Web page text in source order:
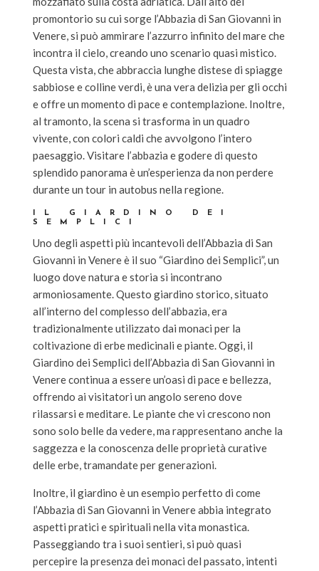
promontorio su cui sorge l’Abbazia di San Giovanni in
Venere, si può ammirare l’azzurro infinito del mare che
incontra il cielo, creando uno scenario quasi mistico.
Questa vista, che abbraccia lunghe distese di spiagge
sabbiose e colline verdi, è una vera delizia per gli occhi
e offre un momento di pace e contemplazione. Inoltre,
al tramonto, la scena si trasforma in un quadro
vivente, con colori caldi che avvolgono l’intero
paesaggio. Visitare l’abbazia e godere di questo
splendido panorama è un’esperienza da non perdere
durante un tour in autobus nella regione.
IL GIARDINO DEI
SEMPLICI
Uno degli aspetti più incantevoli dell’Abbazia di San
Giovanni in Venere è il suo “Giardino dei Semplici”, un
luogo dove natura e storia si incontrano
armoniosamente. Questo giardino storico, situato
all’interno del complesso dell’abbazia, era
tradizionalmente utilizzato dai monaci per la
coltivazione di erbe medicinali e piante. Oggi, il
Giardino dei Semplici dell’Abbazia di San Giovanni in
Venere continua a essere un’oasi di pace e bellezza,
offrendo ai visitatori un angolo sereno dove
rilassarsi e meditare. Le piante che vi crescono non
sono solo belle da vedere, ma rappresentano anche la
saggezza e la conoscenza delle proprietà curative
delle erbe, tramandate per generazioni.
Inoltre, il giardino è un esempio perfetto di come
l’Abbazia di San Giovanni in Venere abbia integrato
aspetti pratici e spirituali nella vita monastica.
Passeggiando tra i suoi sentieri, si può quasi
percepire la presenza dei monaci del passato, intenti